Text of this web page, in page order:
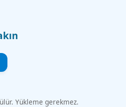
Yükleme gerekmez.